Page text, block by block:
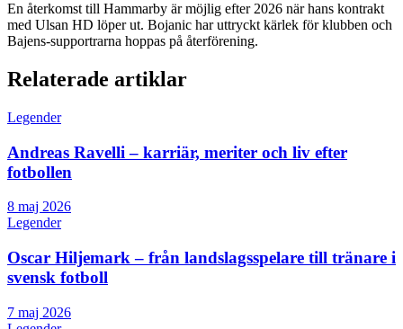
En återkomst till Hammarby är möjlig efter 2026 när hans kontrakt
med Ulsan HD löper ut. Bojanic har uttryckt kärlek för klubben och
Bajens-supportrarna hoppas på återförening.
Relaterade artiklar
Legender
Andreas Ravelli – karriär, meriter och liv efter
fotbollen
8 maj 2026
Legender
Oscar Hiljemark – från landslagsspelare till tränare i
svensk fotboll
7 maj 2026